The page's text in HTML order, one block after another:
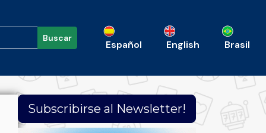
Buscar
Español English Brasil
Subscribirse al Newsletter!